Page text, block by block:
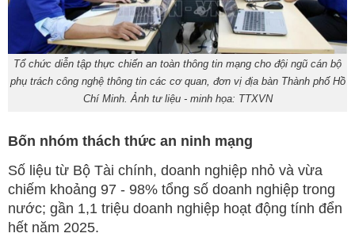
Tổ chức diễn tập thực chiến an toàn thông tin mạng cho đội ngũ cán bộ
phụ trách công nghệ thông tin các cơ quan, đơn vị địa bàn Thành phố Hồ
Chí Minh. Ảnh tư liệu - minh họa: TTXVN
Bốn nhóm thách thức an ninh mạng
Số liệu từ Bộ Tài chính, doanh nghiệp nhỏ và vừa
chiếm khoảng 97 - 98% tổng số doanh nghiệp trong
nước; gần 1,1 triệu doanh nghiệp hoạt động tính đển
hết năm 2025.